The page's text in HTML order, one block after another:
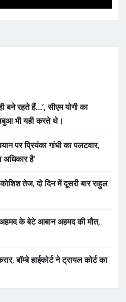
बने रहते हैं…’, सीएम योगी का
भी यही करते थे।
पर प्रियंका गांधी का पलटवार,
अधिकार है’
तेज, दो दिन में दूसरी बार राहुल
के बेटे आबान अहमद की मौत,
बॉम्बे हाईकोर्ट ने ट्रायल कोर्ट का